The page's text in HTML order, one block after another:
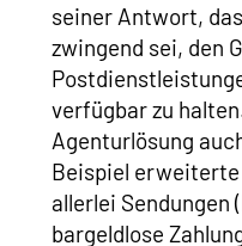
seiner Antwort,
zwingend sei, den
verfügbar zu
Agenturlösung
Beispiel
allerlei Sendungen
bargeldlose